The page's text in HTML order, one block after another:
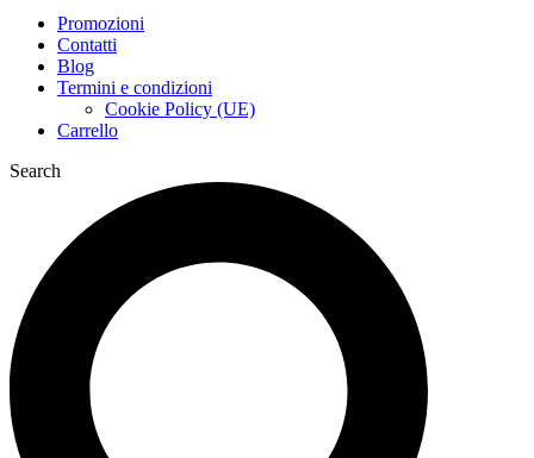
Promozioni
Contatti
Blog
Termini e condizioni
Cookie Policy (UE)
Carrello
Search